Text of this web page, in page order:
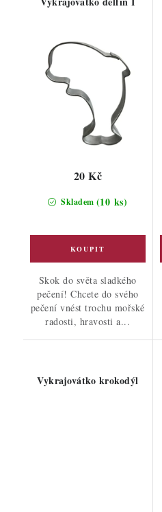
Skladem (10 ks)
20 Kč
Skok do světa sladkého
pečení! Chcete do svého
pečení vnést trochu mořské
radosti, hravosti a...
Vykrajovátko krokodýl